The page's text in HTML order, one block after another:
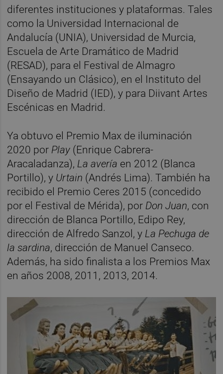
diferentes instituciones y plataformas. Tales
como la Universidad Internacional de
Andalucía (UNIA), Universidad de Murcia,
Escuela de Arte Dramático de Madrid
(RESAD), para el Festival de Almagro
(Ensayando un Clásico), en el Instituto del
Diseño de Madrid (IED), y para Diivant Artes
Escénicas en Madrid.
Ya obtuvo el Premio Max de iluminación
2020 por Play (Enrique Cabrera-
Aracaladanza), La avería en 2012 (Blanca
Portillo), y Urtain (Andrés Lima). También ha
recibido el Premio Ceres 2015 (concedido
por el Festival de Mérida), por Don Juan, con
dirección de Blanca Portillo, Edipo Rey,
dirección de Alfredo Sanzol, y La Pechuga de
la sardina, dirección de Manuel Canseco.
Además, ha sido finalista a los Premios Max
en años 2008, 2011, 2013, 2014.